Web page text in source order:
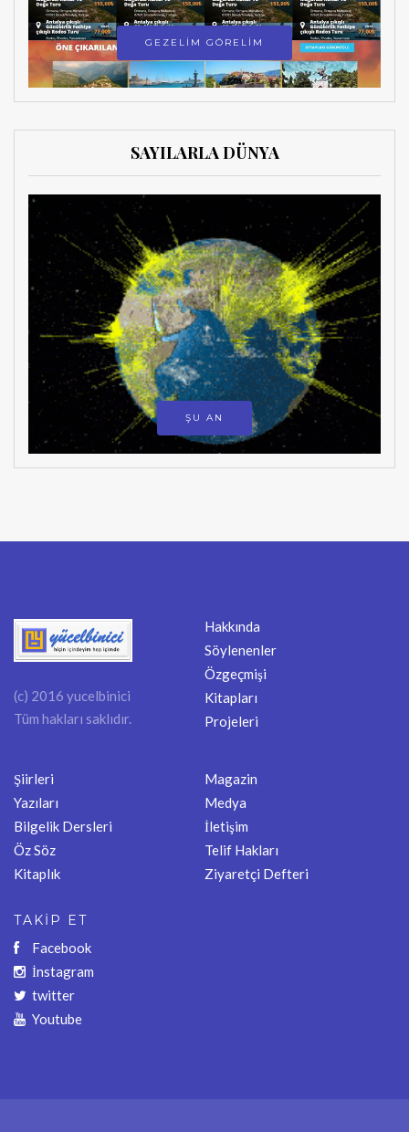
GEZELİM GÖRELİM
SAYILARLA DÜNYA
ŞU AN
(c) 2016 yucelbinici
Tüm hakları saklıdır.
Hakkında
Söylenenler
Özgeçmişi
Kitapları
Projeleri
Şiirleri
Yazıları
Bilgelik Dersleri
Öz Söz
Kitaplık
Magazin
Medya
İletişim
Telif Hakları
Ziyaretçi Defteri
TAKİP ET
Facebook
İnstagram
twitter
Youtube